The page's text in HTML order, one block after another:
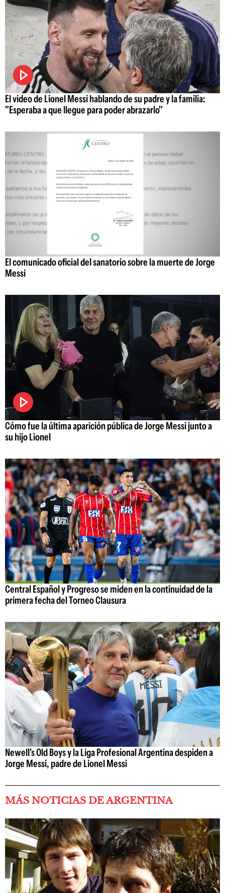
El video de Lionel Messi hablando de su padre y la familia:
"Esperaba a que llegue para poder abrazarlo"
El comunicado oficial del sanatorio sobre la muerte de Jorge
Messi
Cómo fue la última aparición pública de Jorge Messi junto a
su hijo Lionel
Central Español y Progreso se miden en la continuidad de la
primera fecha del Torneo Clausura
Newell's Old Boys y la Liga Profesional Argentina despiden a
Jorge Messi, padre de Lionel Messi
MÁS NOTICIAS DE ARGENTINA